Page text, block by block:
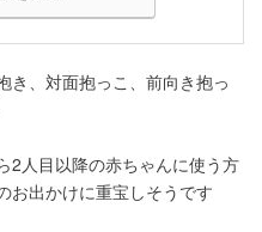
き、対面抱っこ、前向き抱っ
2人目以降の赤ちゃんに使う方
お出かけに重宝しそうです